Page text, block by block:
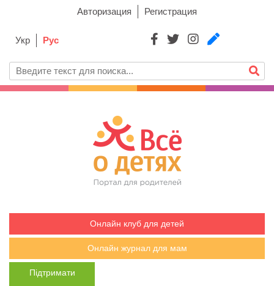
Авторизация Регистрация
Укр Рус
Онлайн клуб для детей
Онлайн журнал для мам
Підтримати